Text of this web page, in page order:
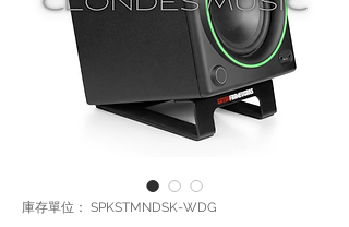
庫存單位： SPKSTMNDSK-WDG